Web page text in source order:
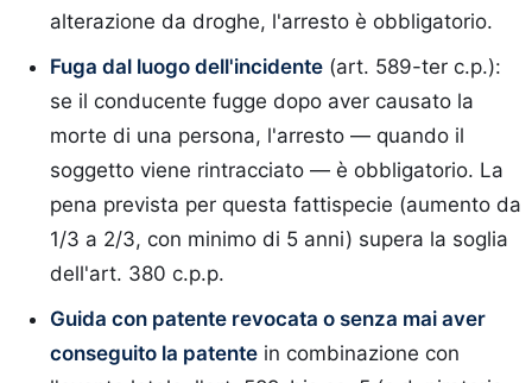
alterazione da droghe, l'arresto è obbligatorio.
Fuga dal luogo dell'incidente (art. 589-ter c.p.):
se il conducente fugge dopo aver causato la
morte di una persona, l'arresto — quando il
soggetto viene rintracciato — è obbligatorio. La
pena prevista per questa fattispecie (aumento da
1/3 a 2/3, con minimo di 5 anni) supera la soglia
dell'art. 380 c.p.p.
Guida con patente revocata o senza mai aver
conseguito la patente in combinazione con